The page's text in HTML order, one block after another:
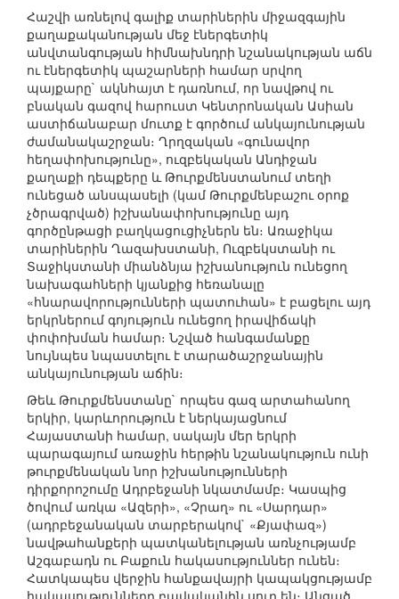
Հաշվի առնելով գալիք տարիներին միջազգային
քաղաքականության մեջ էներգետիկ
անվտանգության հիմնախնդրի նշանակության աճն
ու էներգետիկ պաշարների համար սրվող
պայքարը` ակնհայտ է դառնում, որ նավթով ու
բնական գազով հարուստ Կենտրոնական Ասիան
աստիճանաբար մուտք է գործում անկայունության
ժամանակաշրջան։ Ղրղզական «գունավոր
հեղափոխությունը», ուզբեկական Անդիջան
քաղաքի դեպքերը և Թուրքմենստանում տեղի
ունեցած անսպասելի (կամ Թուրքմենբաշու օրոք
չծրագրված) իշխանափոխությունը այդ
գործընթացի բաղկացուցիչներն են։ Առաջիկա
տարիներին Ղազախստանի, Ուզբեկստանի ու
Տաջիկստանի միանձնյա իշխանություն ունեցող
նախագահների կյանքից հեռանալը
«հնարավորությունների պատուհան» է բացելու այդ
երկրներում գոյություն ունեցող իրավիճակի
փոփոխման համար։ Նշված հանգամանքը
նույնպես նպաստելու է տարածաշրջանային
անկայունության աճին։
Թեև Թուրքմենստանը` որպես գազ արտահանող
երկիր, կարևորություն է ներկայացնում
Հայաստանի համար, սակայն մեր երկրի
պարագայում առաջին հերթին նշանակություն ունի
թուրքմենական նոր իշխանությունների
դիրքորոշումը Ադրբեջանի նկատմամբ։ Կասպից
ծովում առկա «Ազերի», «Չրաղ» ու «Սարդար»
(ադրբեջանական տարբերակով` «Քյափազ»)
նավթահանքերի պատկանելության առնչությամբ
Աշգաբադն ու Բաքուն հակասություններ ունեն։
Հատկապես վերջին հանքավայրի կապակցությամբ